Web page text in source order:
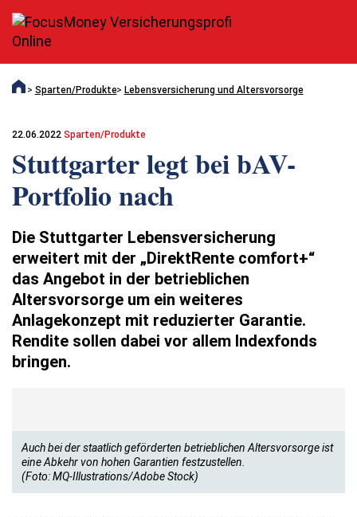
Sparten/Produkte Lebensversicherung und Altersvorsorge
22.06.2022 Sparten/Produkte
Stuttgarter legt bei bAV-
Portfolio nach
Die Stuttgarter Lebensversicherung
erweitert mit der „DirektRente comfort+“
das Angebot in der betrieblichen
Altersvorsorge um ein weiteres
Anlagekonzept mit reduzierter Garantie.
Rendite sollen dabei vor allem Indexfonds
bringen.
Auch bei der staatlich geförderten betrieblichen Altersvorsorge ist
eine Abkehr von hohen Garantien festzustellen.
(Foto: MQ-Illustrations/Adobe Stock)